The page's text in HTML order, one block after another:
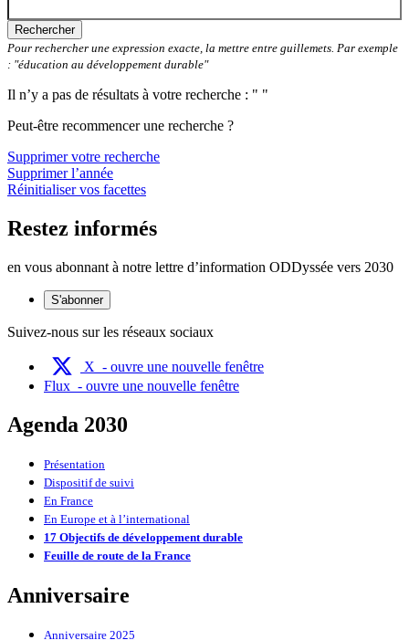
Rechercher
Pour rechercher une expression exacte, la mettre entre guillemets. Par exemple
: "éducation au développement durable"
Il n’y a pas de résultats à votre recherche : " "
Peut-être recommencer une recherche ?
Supprimer votre recherche
Supprimer l’année
Réinitialiser vos facettes
Restez informés
en vous abonnant à notre lettre d’information ODDyssée vers 2030
S'abonner
Suivez-nous sur les réseaux sociaux
X - ouvre une nouvelle fenêtre
Flux - ouvre une nouvelle fenêtre
Agenda 2030
Présentation
Dispositif de suivi
En France
En Europe et à l’international
17 Objectifs de développement durable
Feuille de route de la France
Anniversaire
Anniversaire 2025